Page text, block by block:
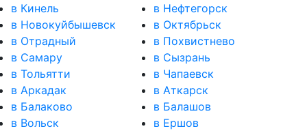
в Кинель
в Нефтегорск
в Новокуйбышевск
в Октябрьск
в Отрадный
в Похвистнево
в Самару
в Сызрань
в Тольятти
в Чапаевск
в Аркадак
в Аткарск
в Балаково
в Балашов
в Вольск
в Ершов